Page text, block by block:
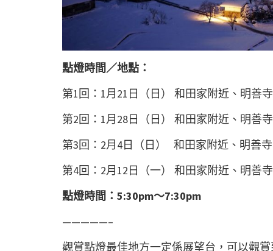
點燈時間／地點：
第1回：1月21日（日） 和田家附近、明善
第2回：1月28日（日） 和田家附近、明善
第3回：2月4日（日） 和田家附近、明善
第4回：2月12日（一） 和田家附近、明善
點燈時間：5:30pm～7:30pm
—————–
觀賞點燈最佳地方一定係展望台，可以觀